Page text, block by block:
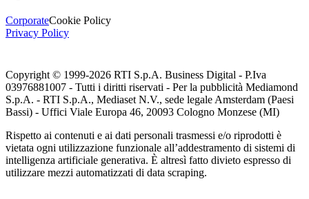
CorporateCookie Policy
Privacy Policy
Copyright © 1999-2026 RTI S.p.A. Business Digital - P.Iva
03976881007 - Tutti i diritti riservati - Per la pubblicità Mediamond
S.p.A. - RTI S.p.A., Mediaset N.V., sede legale Amsterdam (Paesi
Bassi) - Uffici Viale Europa 46, 20093 Cologno Monzese (MI)
Rispetto ai contenuti e ai dati personali trasmessi e/o riprodotti è
vietata ogni utilizzazione funzionale all’addestramento di sistemi di
intelligenza artificiale generativa. È altresì fatto divieto espresso di
utilizzare mezzi automatizzati di data scraping.